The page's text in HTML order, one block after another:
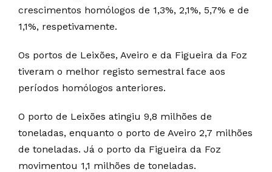
crescimentos homólogos de 1,3%, 2,1%, 5,7% e de
1,1%, respetivamente.
Os portos de Leixões, Aveiro e da Figueira da Foz
tiveram o melhor registo semestral face aos
períodos homólogos anteriores.
O porto de Leixões atingiu 9,8 milhões de
toneladas, enquanto o porto de Aveiro 2,7 milhões
de toneladas. Já o porto da Figueira da Foz
movimentou 1,1 milhões de toneladas.